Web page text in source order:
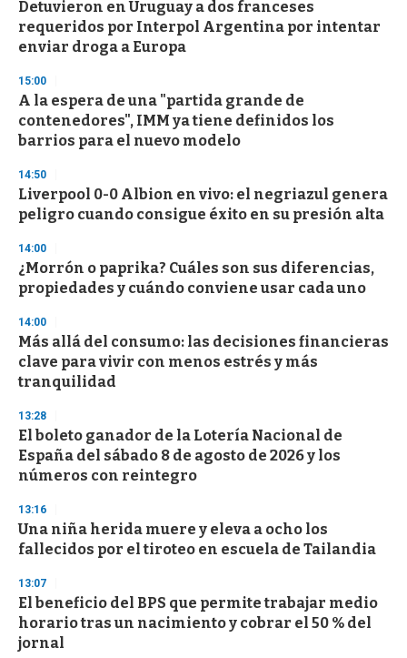
s
o
f
3
s
e
c
o
n
Detuvieron en Uruguay a dos franceses
requeridos por Interpol Argentina por intentar
enviar droga a Europa
15:00
A la espera de una "partida grande de
contenedores", IMM ya tiene definidos los
barrios para el nuevo modelo
14:50
Liverpool 0-0 Albion en vivo: el negriazul genera
peligro cuando consigue éxito en su presión alta
14:00
¿Morrón o paprika? Cuáles son sus diferencias,
propiedades y cuándo conviene usar cada uno
14:00
Más allá del consumo: las decisiones financieras
clave para vivir con menos estrés y más
tranquilidad
13:28
El boleto ganador de la Lotería Nacional de
España del sábado 8 de agosto de 2026 y los
números con reintegro
13:16
Una niña herida muere y eleva a ocho los
fallecidos por el tiroteo en escuela de Tailandia
13:07
El beneficio del BPS que permite trabajar medio
horario tras un nacimiento y cobrar el 50 % del
jornal